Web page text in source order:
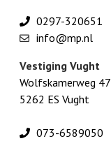
0297-320651
info@mp.nl
Vestiging Vught
Wolfskamerweg 47
5262 ES Vught
073-6589050